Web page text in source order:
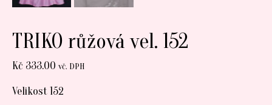
TRIKO růžová vel. 152
Kč 333.00 vč. DPH
Velikost 152